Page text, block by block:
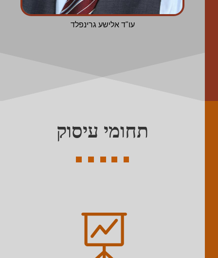
עו"ד אלישע גרינפלד
תחומי עיסוק
